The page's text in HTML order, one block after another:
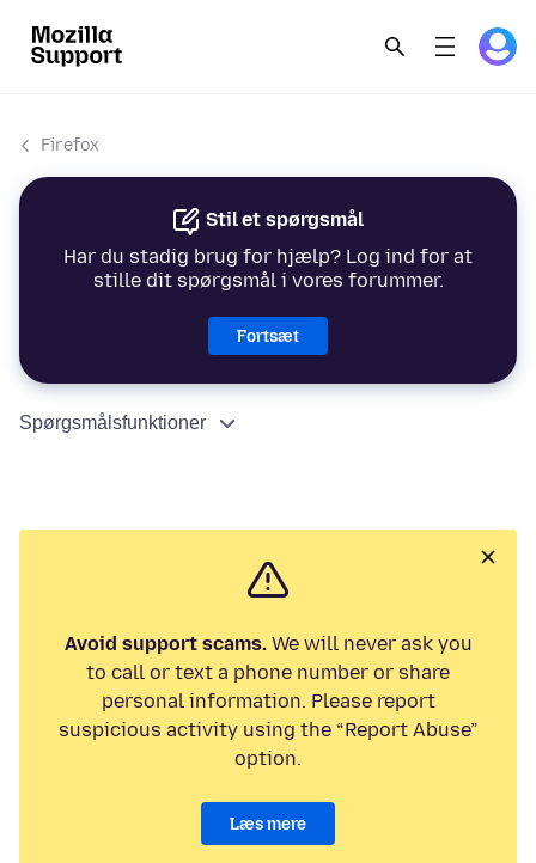
Firefox
Stil et spørgsmål
Har du stadig brug for hjælp? Log ind for at
stille dit spørgsmål i vores forummer.
Fortsæt
Spørgsmålsfunktioner
Avoid support scams.We will never ask you
to call or text a phone number or share
personal information. Please report
suspicious activity using the “Report Abuse”
option.
Læs mere